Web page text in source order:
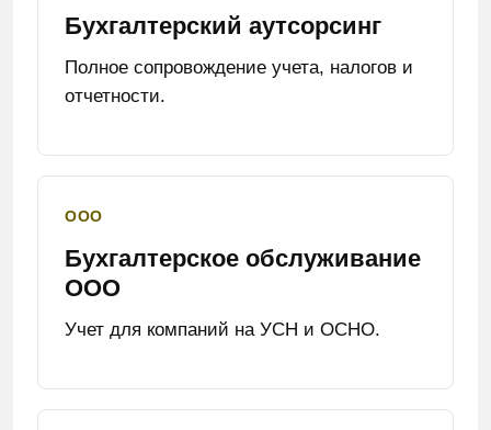
Бухгалтерский аутсорсинг
Полное сопровождение учета, налогов и
отчетности.
ООО
Бухгалтерское обслуживание
ООО
Учет для компаний на УСН и ОСНО.